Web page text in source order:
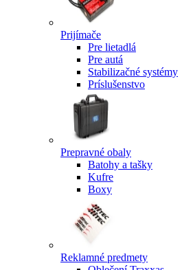
Prijímače
Pre lietadlá
Pre autá
Stabilizačné systémy
Príslušenstvo
Prepravné obaly
Batohy a tašky
Kufre
Boxy
Reklamné predmety